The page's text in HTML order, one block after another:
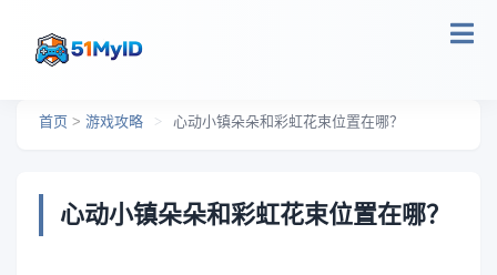
首页 > 游戏攻略 > 心动小镇朵朵和彩虹花束位置在哪？
心动小镇朵朵和彩虹花束位置在哪？